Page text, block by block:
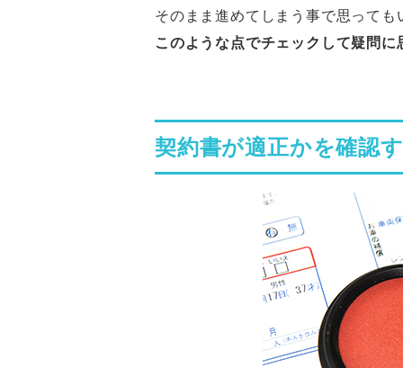
そのまま進めてしまう事で思って
このような点でチェックして疑問
契約書が適正かを確認